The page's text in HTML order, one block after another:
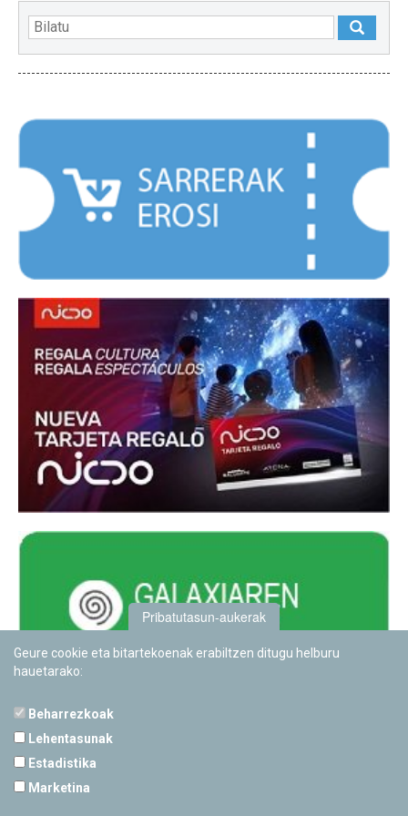
Pribatutasun-aukerak
Geure cookie eta bitartekoenak erabiltzen ditugu helburu
hauetarako:
Beharrezkoak
Lehentasunak
Estadistika
Marketina